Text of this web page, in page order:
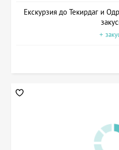
Екскурзия до Текирдаг и
+